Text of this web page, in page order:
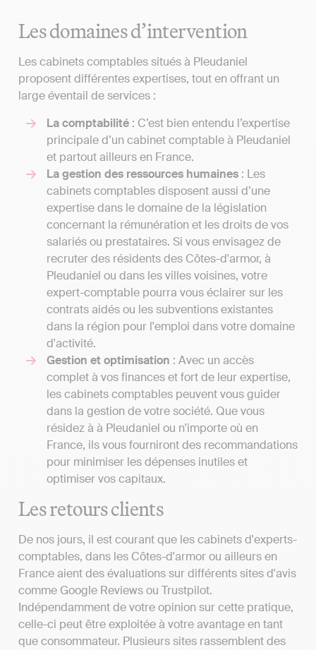
Les domaines d’intervention
Les cabinets comptables situés à Pleudaniel
proposent différentes expertises, tout en offrant un
large éventail de services :
La comptabilité : C’est bien entendu l’expertise
principale d’un cabinet comptable à Pleudaniel
et partout ailleurs en France.
La gestion des ressources humaines : Les
cabinets comptables disposent aussi d’une
expertise dans le domaine de la législation
concernant la rémunération et les droits de vos
salariés ou prestataires. Si vous envisagez de
recruter des résidents des Côtes-d'armor, à
Pleudaniel ou dans les villes voisines, votre
expert-comptable pourra vous éclairer sur les
contrats aidés ou les subventions existantes
dans la région pour l'emploi dans votre domaine
d'activité.
Gestion et optimisation : Avec un accès
complet à vos finances et fort de leur expertise,
les cabinets comptables peuvent vous guider
dans la gestion de votre société. Que vous
résidez à à Pleudaniel ou n'importe où en
France, ils vous fourniront des recommandations
pour minimiser les dépenses inutiles et
optimiser vos capitaux.
Les retours clients
De nos jours, il est courant que les cabinets d'experts-
comptables, dans les Côtes-d'armor ou ailleurs en
France aient des évaluations sur différents sites d'avis
comme Google Reviews ou Trustpilot.
Indépendamment de votre opinion sur cette pratique,
celle-ci peut être exploitée à votre avantage en tant
que consommateur. Plusieurs sites rassemblent des